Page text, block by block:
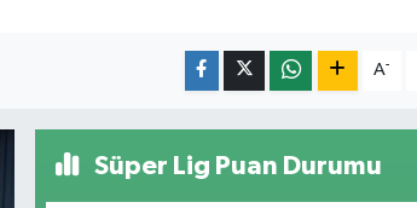
A-
Süper Lig Puan Durumu